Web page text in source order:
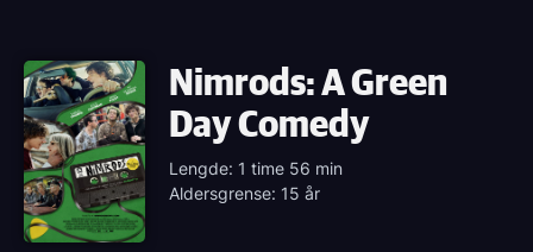
Nimrods: A Green
Day Comedy
Lengde: 1 time 56 min
Aldersgrense: 15 år